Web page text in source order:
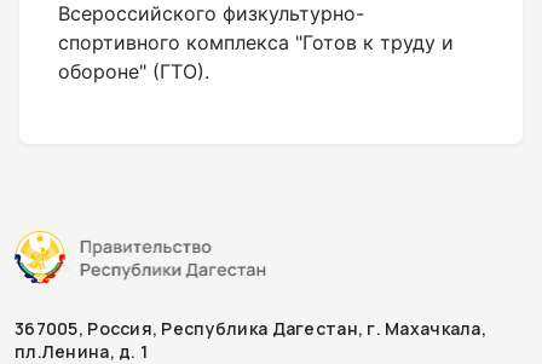
Всероссийского физкультурно-
спортивного комплекса "Готов к труду и
обороне" (ГТО).
367005, Россия, Республика Дагестан, г. Махачкала,
пл.Ленина, д. 1